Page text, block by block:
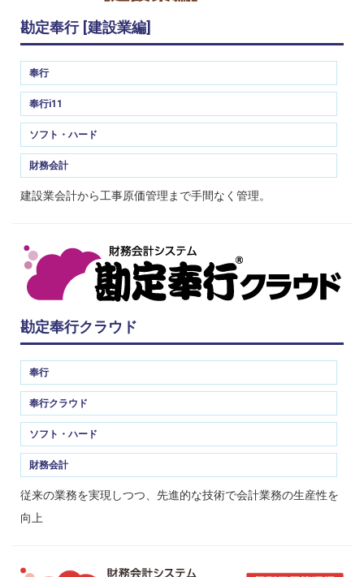
勘定奉行 [建設業編]
奉行
奉行i11
ソフト・ハード
財務会計
建設業会計から工事原価管理まで手間なく管理。
勘定奉行クラウド
奉行
奉行クラウド
ソフト・ハード
財務会計
従来の業務を実現しつつ、先進的な技術で会計業務の生産性を
向上